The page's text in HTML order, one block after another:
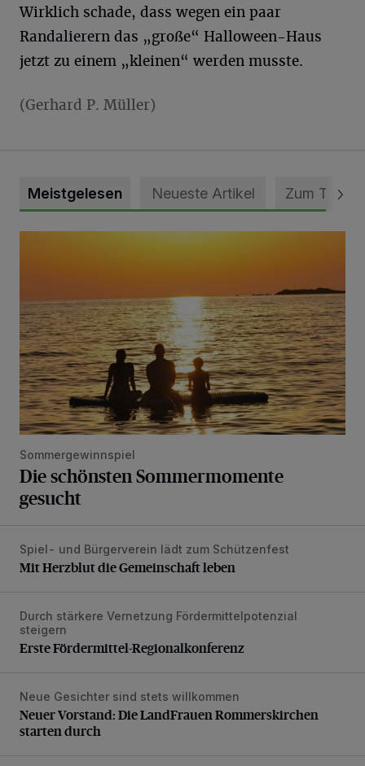
Wirklich schade, dass wegen ein paar
Randalierern das „große“ Halloween-Haus
jetzt zu einem „kleinen“ werden musste.
(Gerhard P. Müller)
Meistgelesen Neueste Artikel Zum Thema
Die schönsten Sommermomente gesucht
Sommergewinnspiel
Die schönsten Sommermomente
gesucht
Mit Herzblut die Gemeinschaft leben
Spiel- und Bürgerverein lädt zum Schützenfest
Mit Herzblut die Gemeinschaft leben
Erste Fördermittel-Regionalkonferenz
Durch stärkere Vernetzung Fördermittelpotenzial
steigern
Erste Fördermittel-Regionalkonferenz
Neuer Vorstand: Die LandFrauen Rommerskirchen starten
Neue Gesichter sind stets willkommen
Neuer Vorstand: Die LandFrauen Rommerskirchen
starten durch